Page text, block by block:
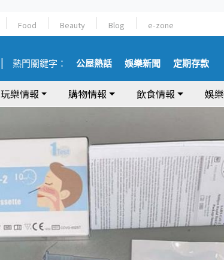
Food Beauty Blog e-zone
熱門關鍵字： 公屋熱話 娛樂新聞 定期存款
玩樂情報 購物情報 飲食情報 娛樂